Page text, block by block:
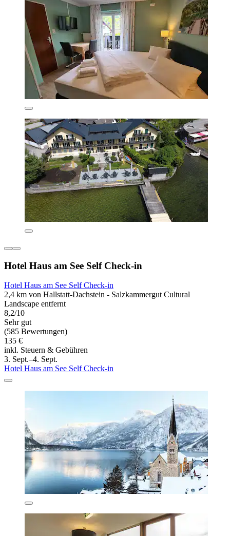
Hotel Haus am See Self Check-in
Hotel Haus am See Self Check-in
2,4 km von Hallstatt-Dachstein - Salzkammergut Cultural
Landscape entfernt
8,2/10
Sehr gut
(585 Bewertungen)
135 €
inkl. Steuern & Gebühren
3. Sept.–4. Sept.
Hotel Haus am See Self Check-in